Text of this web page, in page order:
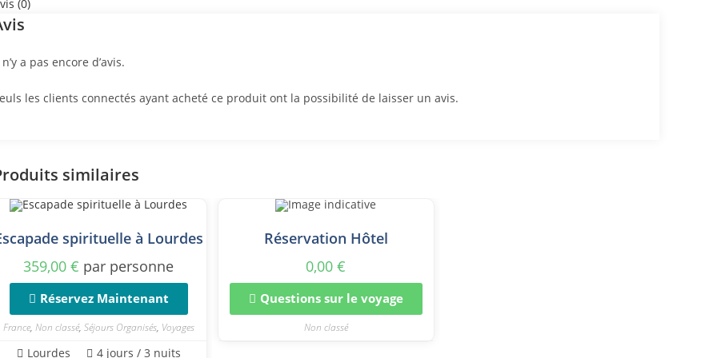
(0)
a pas encore d’avis.
les clients connectés ayant acheté ce produit ont la possibilité de laisser un avis.
similaires
spirituelle à Lourdes
359,00€ par personne
Réservez Maintenant
France, Non classé, Séjours Organisés, Voyages
Lourdes
4 jours / 3 nuits
Réservation Hôtel
0,00€
Questions sur le voyage
Non classé